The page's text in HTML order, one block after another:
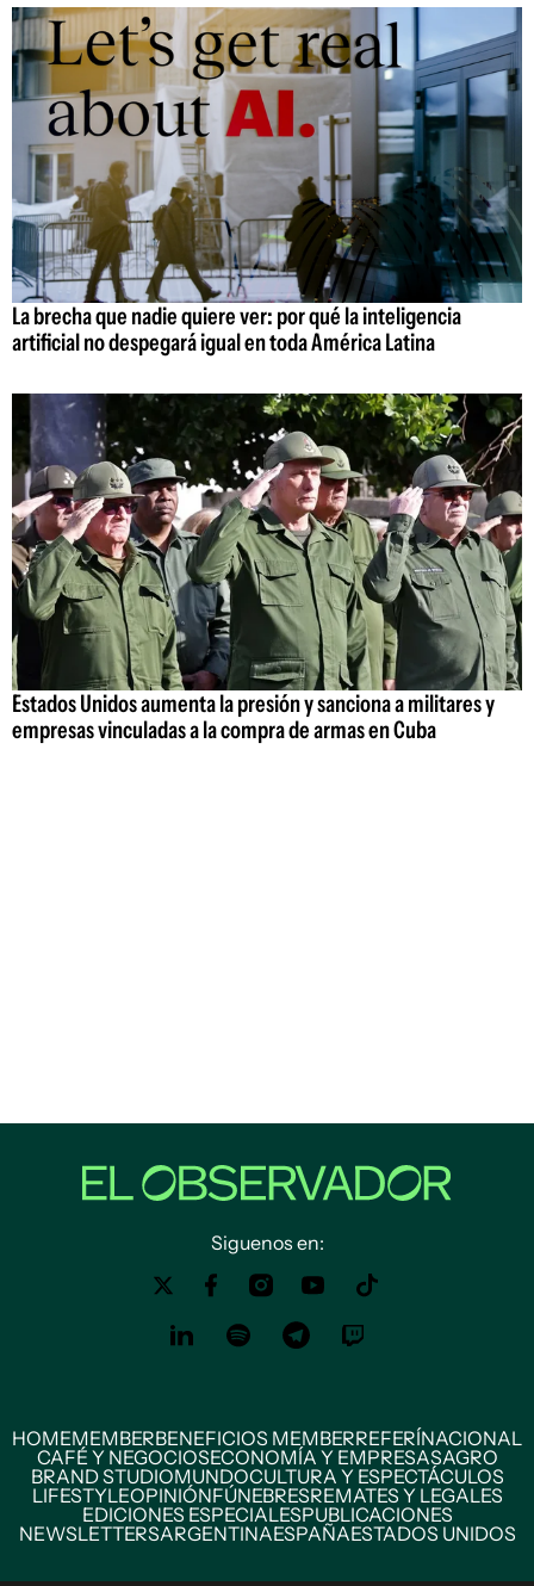
La brecha que nadie quiere ver: por qué la inteligencia
artificial no despegará igual en toda América Latina
Estados Unidos aumenta la presión y sanciona a militares y
empresas vinculadas a la compra de armas en Cuba
Siguenos en:
HOMEMEMBERBENEFICIOS MEMBERREFERÍNACIONAL
CAFÉ Y NEGOCIOSECONOMÍA Y EMPRESASAGRO
BRAND STUDIOMUNDOCULTURA Y ESPECTÁCULOS
LIFESTYLEOPINIÓNFÚNEBRESREMATES Y LEGALES
EDICIONES ESPECIALESPUBLICACIONES
NEWSLETTERSARGENTINAESPAÑAESTADOS UNIDOS